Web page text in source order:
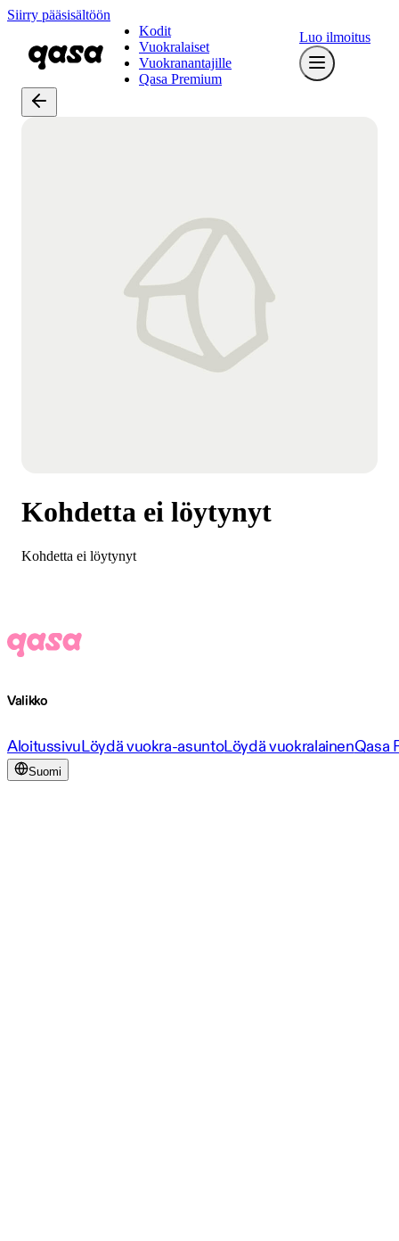
Siirry pääsisältöön
Kodit
Vuokralaiset
Vuokranantajille
Qasa Premium
Luo ilmoitus
Kohdetta ei löytynyt
Kohdetta ei löytynyt
Valikko
AloitussivuLöydä vuokra-asuntoLöydä vuokralainenQasa
Suomi